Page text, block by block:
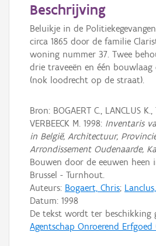
Downloads
Hergebruik
Aanmelden
Beschrijving
Beluikje in de
circa 1865 door de familie
woning nummer 37. Twee
drie traveeën en één
(nok loodrecht op de straat).
Bron: BOGAERT C., LANCLUS K.,
VERBEECK M. 1998: Inventaris
in België, Architectuur,
Arrondissement Oudenaarde,
Bouwen door de eeuwen heen
Brussel - Turnhout.
Auteurs: Bogaert, Chris;
Datum: 1998
De tekst wordt ter beschikking
Agentschap Onroerend Erfgoed